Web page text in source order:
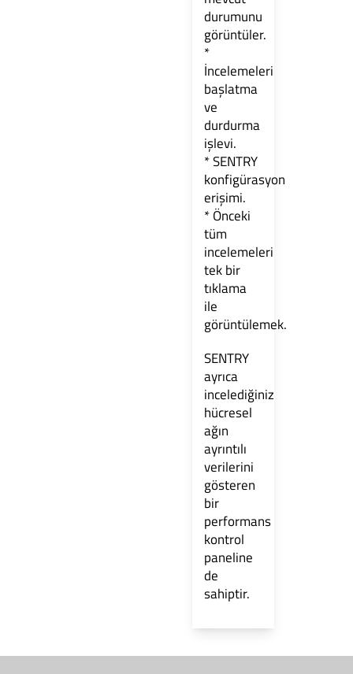
durumunu
görüntüler.
*
İncelemeleri
başlatma
ve
durdurma
işlevi.
* SENTRY
konfigürasyon
erişimi.
* Önceki
tüm
incelemeleri
tek bir
tıklama
ile
görüntülemek.
SENTRY
ayrıca
incelediğiniz
hücresel
ağın
ayrıntılı
verilerini
gösteren
bir
performans
kontrol
paneline
de
sahiptir.